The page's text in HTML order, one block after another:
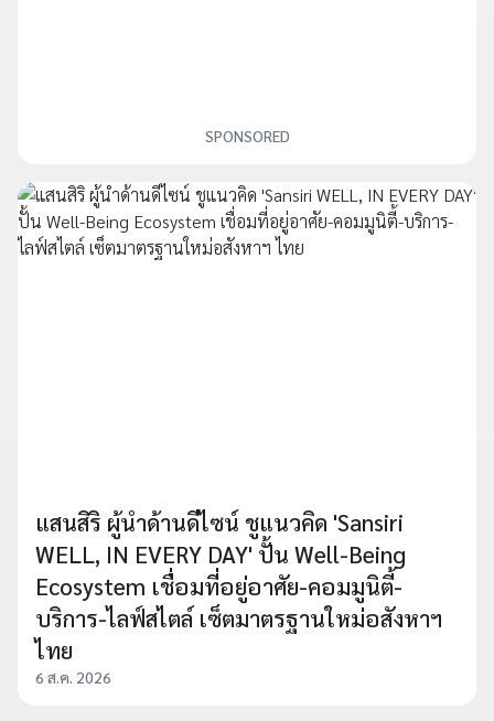
SPONSORED
แสนสิริ ผู้นำด้านดีไซน์ ชูแนวคิด 'Sansiri
WELL, IN EVERY DAY' ปั้น Well-Being
Ecosystem เชื่อมที่อยู่อาศัย-คอมมูนิตี้-
บริการ-ไลฟ์สไตล์ เซ็ตมาตรฐานใหม่อสังหาฯ
ไทย
6 ส.ค. 2026